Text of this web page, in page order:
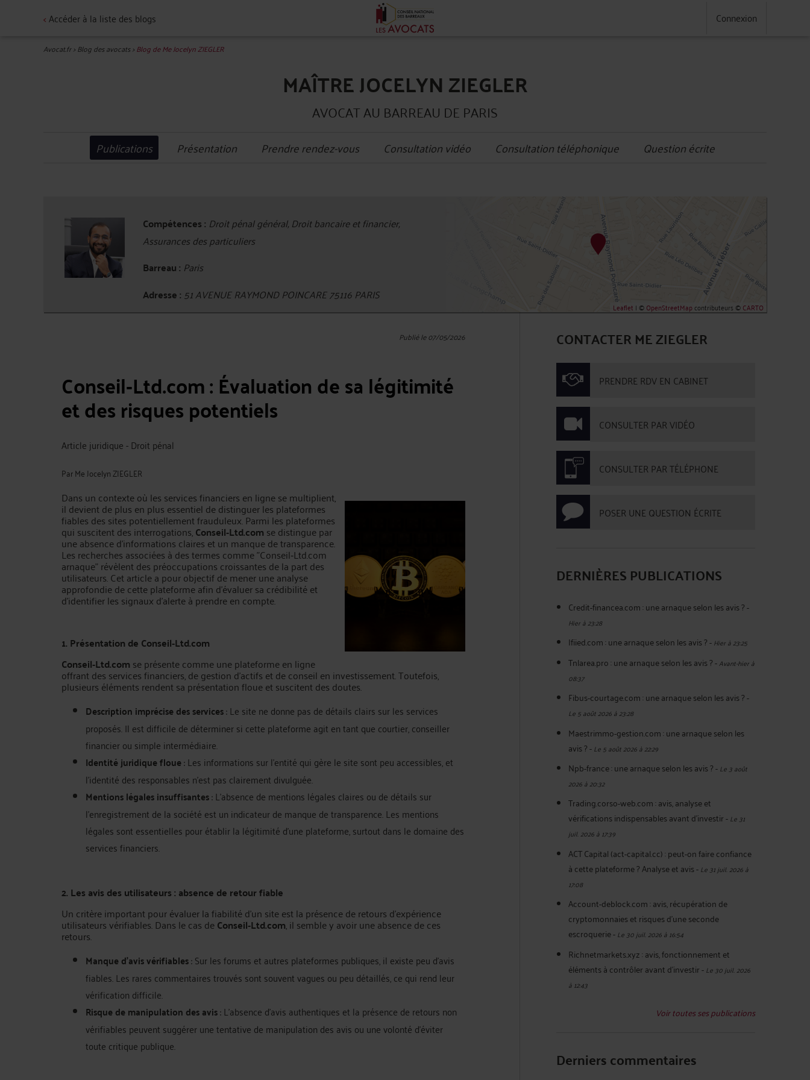
<Accéder à la liste des blogs Connexion
Avocat.fr>Blog des avocats>Blog de Me Jocelyn ZIEGLER
MAÎTRE JOCELYN ZIEGLER
AVOCAT AU BARREAU DE PARIS
Publications Présentation Prendre rendez-vous Consultation vidéo Consultation téléphonique Question écrite
Compétences : Droit pénal général, Droit bancaire et financier,
Assurances des particuliers
Barreau : Paris
Adresse : 51 AVENUE RAYMOND POINCARE 75116 PARIS
Leaflet | ©OpenStreetMapcontributeurs ©CARTO
Publié le 07/05/2026
Conseil‑Ltd.com : Évaluation de sa légitimité
et des risques potentiels
Article juridique - Droit pénal
ParMe Jocelyn ZIEGLER
Dans un contexte où les services financiers en ligne se multiplient,
il devient de plus en plus essentiel de distinguer les plateformes
fiables des sites potentiellement frauduleux. Parmi les plateformes
qui suscitent des interrogations,Conseil‑Ltd.com se distingue par
une absence d'informations claires et un manque de transparence.
Les recherches associées à des termes comme "Conseil‑Ltd.com
arnaque" révèlent des préoccupations croissantes de la part des
utilisateurs. Cet article a pour objectif de mener une analyse
approfondie de cette plateforme afin d'évaluer sa crédibilité et
d'identifier les signaux d'alerte à prendre en compte.
1. Présentation de Conseil‑Ltd.com
Conseil‑Ltd.com se présente comme une plateforme en ligne
offrant des services financiers, de gestion d'actifs et de conseil en investissement. Toutefois,
plusieurs éléments rendent sa présentation floue et suscitent des doutes.
Description imprécise des services: Le site ne donne pas de détails clairs sur les services
proposés. Il est difficile de déterminer si cette plateforme agit en tant que courtier, conseiller
financier ou simple intermédiaire.
Identité juridique floue: Les informations sur l'entité qui gère le site sont peu accessibles, et
l'identité des responsables n'est pas clairement divulguée.
Mentions légales insuffisantes: L'absence de mentions légales claires ou de détails sur
l'enregistrement de la société est un indicateur de manque de transparence. Les mentions
légales sont essentielles pour établir la légitimité d'une plateforme, surtout dans le domaine des
services financiers.
2. Les avis des utilisateurs : absence de retour fiable
Un critère important pour évaluer la fiabilité d’un site est la présence de retours d'expérience
utilisateurs vérifiables. Dans le cas deConseil‑Ltd.com, il semble y avoir une absence de ces
retours.
Manque d'avis vérifiables: Sur les forums et autres plateformes publiques, il existe peu d'avis
fiables. Les rares commentaires trouvés sont souvent vagues ou peu détaillés, ce qui rend leur
vérification difficile.
Risque de manipulation des avis: L'absence d'avis authentiques et la présence de retours non
vérifiables peuvent suggérer une tentative de manipulation des avis ou une volonté d'éviter
toute critique publique.
CONTACTER ME ZIEGLER
PRENDRE RDV EN CABINET
CONSULTER PAR VIDÉO
CONSULTER PAR TÉLÉPHONE
POSER UNE QUESTION ÉCRITE
DERNIÈRES PUBLICATIONS
Credit-financea.com : une arnaque selon les avis ?-
Hier à 23:28
Ifiied.com : une arnaque selon les avis ?-Hier à 23:25
Tnlarea.pro : une arnaque selon les avis ?-Avant-hier à
08:37
Fibus-courtage.com : une arnaque selon les avis ?-
Le 5 août 2026 à 23:28
Maestrimmo-gestion.com : une arnaque selon les
avis ?-Le 5 août 2026 à 22:29
Npb-france : une arnaque selon les avis ?-Le 3 août
2026 à 20:32
Trading.corso-web.com : avis, analyse et
vérifications indispensables avant d'investir-Le 31
juil. 2026 à 17:39
ACT Capital (act-capital.cc) : peut-on faire confiance
à cette plateforme ? Analyse et avis-Le 31 juil. 2026 à
17:08
Account-deblock.com : avis, récupération de
cryptomonnaies et risques d'une seconde
escroquerie-Le 30 juil. 2026 à 16:54
Richnetmarkets.xyz : avis, fonctionnement et
éléments à contrôler avant d’investir-Le 30 juil. 2026
à 12:43
Voir toutes ses publications
Derniers commentaires